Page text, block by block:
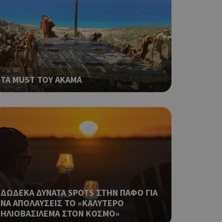
ΤΑ MUST ΤΟΥ ΑΚΑΜΑ
ΔΩΔΕΚΑ ΔΥΝΑΤΑ SPOTS ΣΤΗΝ ΠΑΦΟ ΓΙΑ
ΝΑ ΑΠΟΛΑΥΣΕΙΣ ΤΟ «ΚΑΛΥΤΕΡΟ
ΗΛΙΟΒΑΣΙΛΕΜΑ ΣΤΟΝ ΚΟΣΜΟ»
push down
δηλαδή να
στον χρήστη
όπως είναι το
push down
την
που
για ένα
μεταβλητών
είναι
ο
ένα καλό
σελίδων.
δηλαδή να
στον χρήστη